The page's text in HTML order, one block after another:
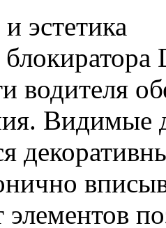
эстетика
водителя
Видимые
элементов